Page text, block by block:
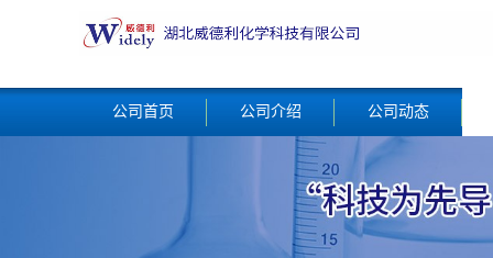
公司首页 公司介绍 公司动态